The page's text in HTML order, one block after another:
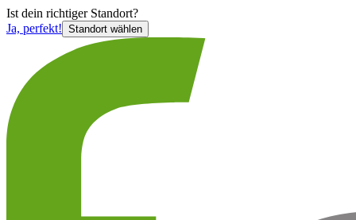
Ist dein richtiger Standort?
Ja, perfekt! Standort wählen